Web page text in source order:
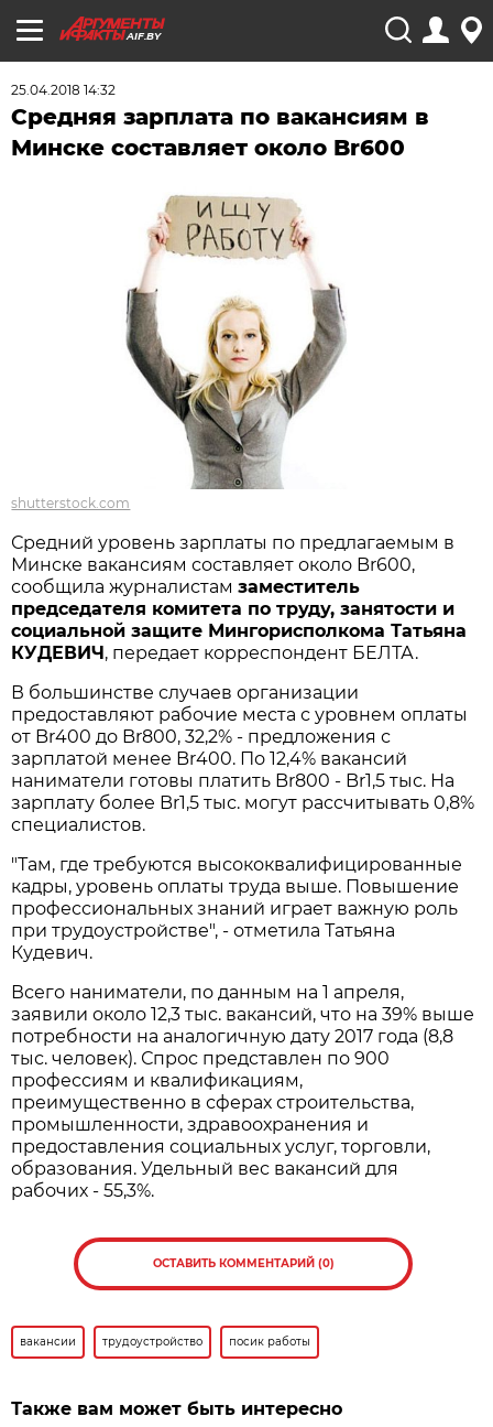
AIF.BY
25.04.2018 14:32
Средняя зарплата по вакансиям в
Минске составляет около Br600
shutterstock.com
Средний уровень зарплаты по предлагаемым в
Минске вакансиям составляет около Br600,
сообщила журналистамзаместитель
председателя комитета по труду, занятости и
социальной защите Мингорисполкома Татьяна
КУДЕВИЧ, передает корреспондент БЕЛТА.
В большинстве случаев организации
предоставляют рабочие места с уровнем оплаты
от Br400 до Br800, 32,2% - предложения с
зарплатой менее Br400. По 12,4% вакансий
наниматели готовы платить Br800 - Br1,5 тыс. На
зарплату более Br1,5 тыс. могут рассчитывать 0,8%
специалистов.
"Там, где требуются высококвалифицированные
кадры, уровень оплаты труда выше. Повышение
профессиональных знаний играет важную роль
при трудоустройстве", - отметила Татьяна
Кудевич.
Всего наниматели, по данным на 1 апреля,
заявили около 12,3 тыс. вакансий, что на 39% выше
потребности на аналогичную дату 2017 года (8,8
тыс. человек). Спрос представлен по 900
профессиям и квалификациям,
преимущественно в сферах строительства,
промышленности, здравоохранения и
предоставления социальных услуг, торговли,
образования. Удельный вес вакансий для
рабочих - 55,3%.
ОСТАВИТЬ КОММЕНТАРИЙ (0)
вакансии трудоустройство посик работы
Также вам может быть интересно